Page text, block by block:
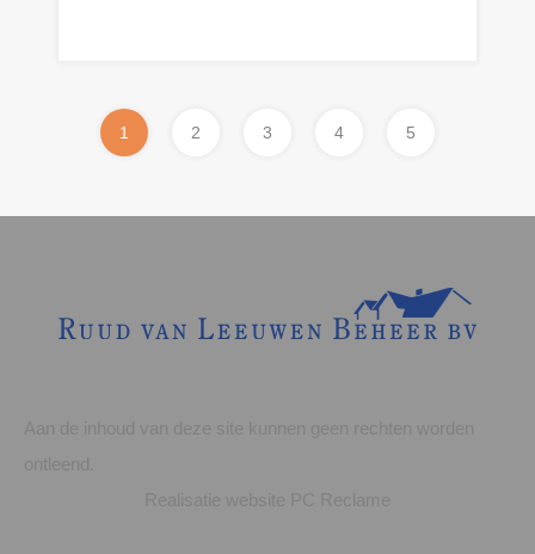
1 2 3 4 5